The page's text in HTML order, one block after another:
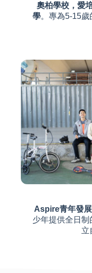
奧柏學校，愛
學。專為5-15
Aspire青年發
少年提供全日
立